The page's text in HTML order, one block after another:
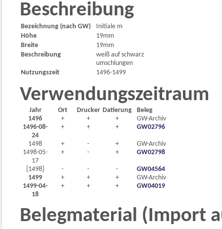
Beschreibung
Bezeichnung (nach GW)
Initiale m
Höhe
19mm
Breite
19mm
Beschreibung
weiß auf schwarz
umschlungen
Nutzungszeit
1496-1499
Verwendungszeitraum
Jahr Ort Drucker Datierung
Beleg
1496
+ + +
GW-Archiv
1496-08-
24
+ + + GW02796
1498 + - +
GW-Archiv
1498-05-
17
+ - + GW02798
[1498] - - -
GW04564
1499
+ + +
GW-Archiv
1499-04-
18
+ + + GW04019
Belegmaterial (Import